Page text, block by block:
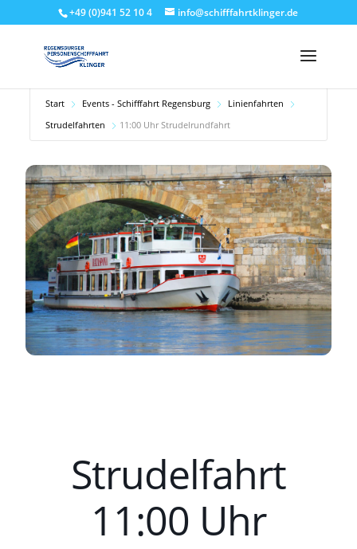
+49 (0)941 52 10 4 info@schifffahrtklinger.de
Start Events - Schifffahrt Regensburg
Linienfahrten
Strudelfahrten
11:00 Uhr Strudelrundfahrt
Strudelfahrt
11:00 Uhr